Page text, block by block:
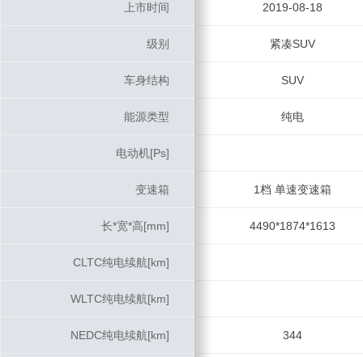
上市时间 2019-08-18
级别 紧凑SUV
车身结构 SUV
能源类型 纯电
电动机[Ps]
变速箱 1档 单速变速箱
长*宽*高[mm] 4490*1874*1613
CLTC纯电续航[km]
WLTC纯电续航[km]
NEDC纯电续航[km] 344
上市时间
级别
车身结构
能源类型
电动机[Ps]
变速箱
长*宽*高[mm]
CLTC纯电续航[km]
WLTC纯电续航[km]
NEDC纯电续航[km]